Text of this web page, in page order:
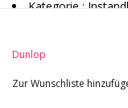
Kategorie :
Ziel : Gitarrenkorpus
Dunlop
Zur Wunschliste